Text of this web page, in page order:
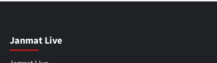
Janmat Live